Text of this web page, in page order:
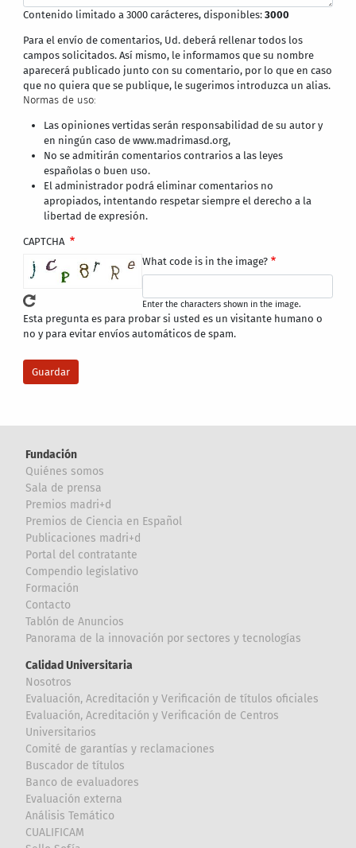
Contenido limitado a 3000 carácteres, disponibles:3000
Para el envío de comentarios, Ud. deberá rellenar todos los
campos solicitados. Así mismo, le informamos que su nombre
aparecerá publicado junto con su comentario, por lo que en caso
que no quiera que se publique, le sugerimos introduzca un alias.
Normas de uso:
Las opiniones vertidas serán responsabilidad de su autor y
en ningún caso de www.madrimasd.org,
No se admitirán comentarios contrarios a las leyes
españolas o buen uso.
El administrador podrá eliminar comentarios no
apropiados, intentando respetar siempre el derecho a la
libertad de expresión.
CAPTCHA
What code is in the image?
Enter the characters shown in the image.
Esta pregunta es para probar si usted es un visitante humano o
no y para evitar envíos automáticos de spam.
Fundación
Quiénes somos
Sala de prensa
Premios madri+d
Premios de Ciencia en Español
Publicaciones madri+d
Portal del contratante
Compendio legislativo
Formación
Contacto
Tablón de Anuncios
Panorama de la innovación por sectores y tecnologías
Calidad Universitaria
Nosotros
Evaluación, Acreditación y Verificación de títulos oficiales
Evaluación, Acreditación y Verificación de Centros
Universitarios
Comité de garantías y reclamaciones
Buscador de títulos
Banco de evaluadores
Evaluación externa
Análisis Temático
CUALIFICAM